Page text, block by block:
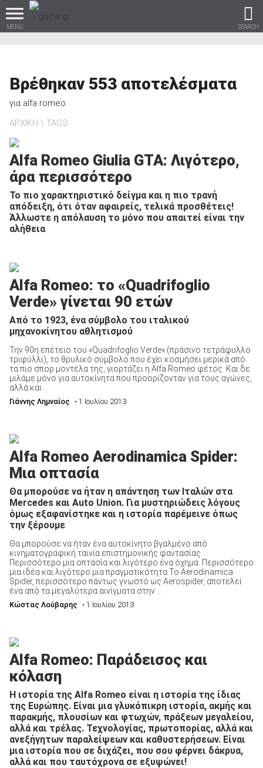
MENU SEARCH
Βρες τα πάντα για το
βρες το!
ΑΝΑΖΗΤΗΣΗ
Μεταχειρισμένα
ΑΝΑΖΗΤΗΣΗ
Επιχειρήσεις
ΑΝΑΖΗΤΗΣΗ
Βρέθηκαν 553 αποτελέσματα
για alfa romeo
ΑΡΧΙΚΗ
TAGS
Alfa Romeo Giulia GTA: Λιγότερο,
άρα περισσότερο
Το πιο χαρακτηριστικό δείγμα και η πιο τρανή
απόδειξη, ότι όταν αφαιρείς, τελικά προσθέτεις!
Άλλωστε η απόλαυση το μόνο που απαιτεί είναι την
αλήθεια
Alfa Romeo: το «Quadrifoglio
Verde» γίνεται 90 ετών
Από το 1923, ένα σύμβολο του ιταλικού
μηχανοκίνητου αθλητισμού
Την 90η επέτειο του «Quadrifoglio Verde» (πράσινο τετράφυλλο
τριφύλλι), το θρυλικό σύμβολο που έχει κοσμήσει μερικά από
τα πιο σπορ μοντέλα της, γιορτάζει η Alfa Romeo φέτος. Και δε
μιλάμε μόνο για αυτοκίνητα που προορίζονταν για τους αγώνες,
αλλά και ...
Γιάννης Λημναίος • 1 Ιουλίου 2013
Alfa Romeo Aerodinamica Spider:
Μια οπτασία
Θα μπορούσε να ήταν η απάντηση των Ιταλών στα
Mercedes και Auto Union. Για μυστηριώδεις λόγους
όμως εξαφανίστηκε και η ιστορία παρέμεινε όπως
την ξέρουμε
Θα μπορούσε να ήταν ένα αυτοκίνητο βγαλμένο από
κινηματογραφική ταινία επιστημονικής φαντασίας.
Περισσότερο μια οπτασία και λιγότερο ένα όχημα. Περισσότερο
μια ιδέα και λιγότερο μια πραγματικότητα.Το Aerodinamica
Spider, περισσότερο πάντως γνωστό ως Aerospider, αποτελεί
ένα από τα μεγαλύτερα αινίγματα στην ...
Κώστας Λούβαρης • 1 Ιουλίου 2013
Alfa Romeo: Παράδεισος και
κόλαση
Η ιστορία της Alfa Romeo είναι η ιστορία της ίδιας
της Ευρώπης. Είναι μια γλυκόπικρη ιστορία, ακμής και
παρακμής, πλουσίων και φτωχών, πράξεων μεγαλείου,
αλλά και τρέλας. Τεχνολογίας, πρωτοπορίας, αλλά και
ανεξήγητων παραλείψεων και καθυστερήσεων. Είναι
μια ιστορία που σε διχάζει, που σου φέρνει δάκρυα,
αλλά και που ταυτόχρονα σε εξυψώνει!